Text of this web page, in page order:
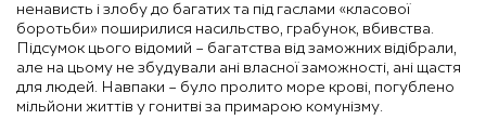
ненависть і злобу до багатих та під гаслами «класової
боротьби» поширилися насильство, грабунок, вбивства.
Підсумок цього відомий – багатства від заможних відібрали,
але на цьому не збудували ані власної заможності, ані щастя
для людей. Навпаки – було пролито море крові, погублено
мільйони життів у гонитві за примарою комунізму.